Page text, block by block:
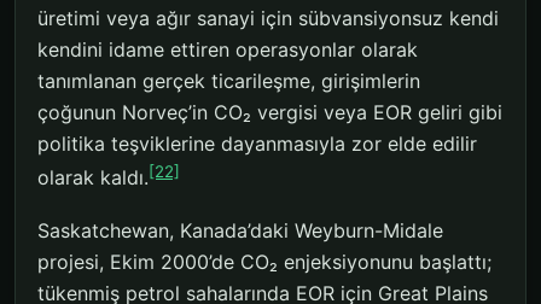
üretimi veya ağır sanayi için sübvansiyonsuz kendi
kendini idame ettiren operasyonlar olarak
tanımlanan gerçek ticarileşme, girişimlerin
çoğunun Norveç’in CO₂ vergisi veya EOR geliri gibi
politika teşviklerine dayanmasıyla zor elde edilir
olarak kaldı.[22]
Saskatchewan, Kanada’daki Weyburn-Midale
projesi, Ekim 2000’de CO₂ enjeksiyonunu başlattı;
tükenmiş petrol sahalarında EOR için Great Plains